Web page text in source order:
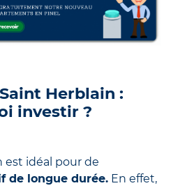
Herblain :
investir ?
est idéal pour de
de longue durée. En effet,